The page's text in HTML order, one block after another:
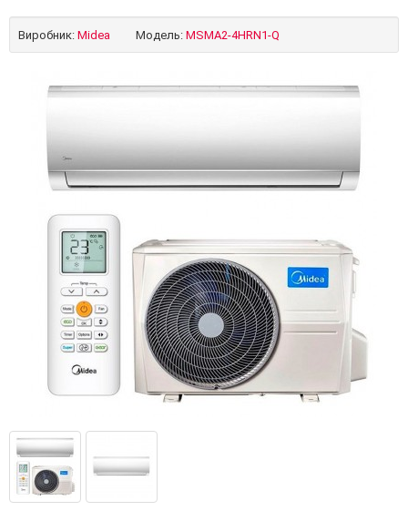
Виробник: Midea Модель: MSMA2-4HRN1-Q